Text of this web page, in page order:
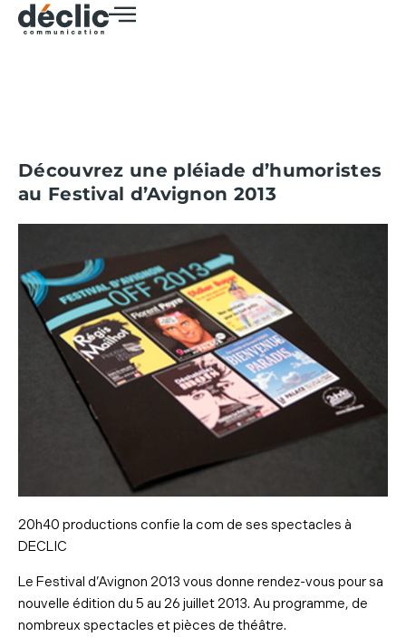
Découvrez une pléiade d’humoristes
au Festival d’Avignon 2013
20h40 productions confie la com de ses spectacles à
DECLIC
Le Festival d’Avignon 2013 vous donne rendez-vous pour sa
nouvelle édition du 5 au 26 juillet 2013. Au programme, de
nombreux spectacles et pièces de théâtre.